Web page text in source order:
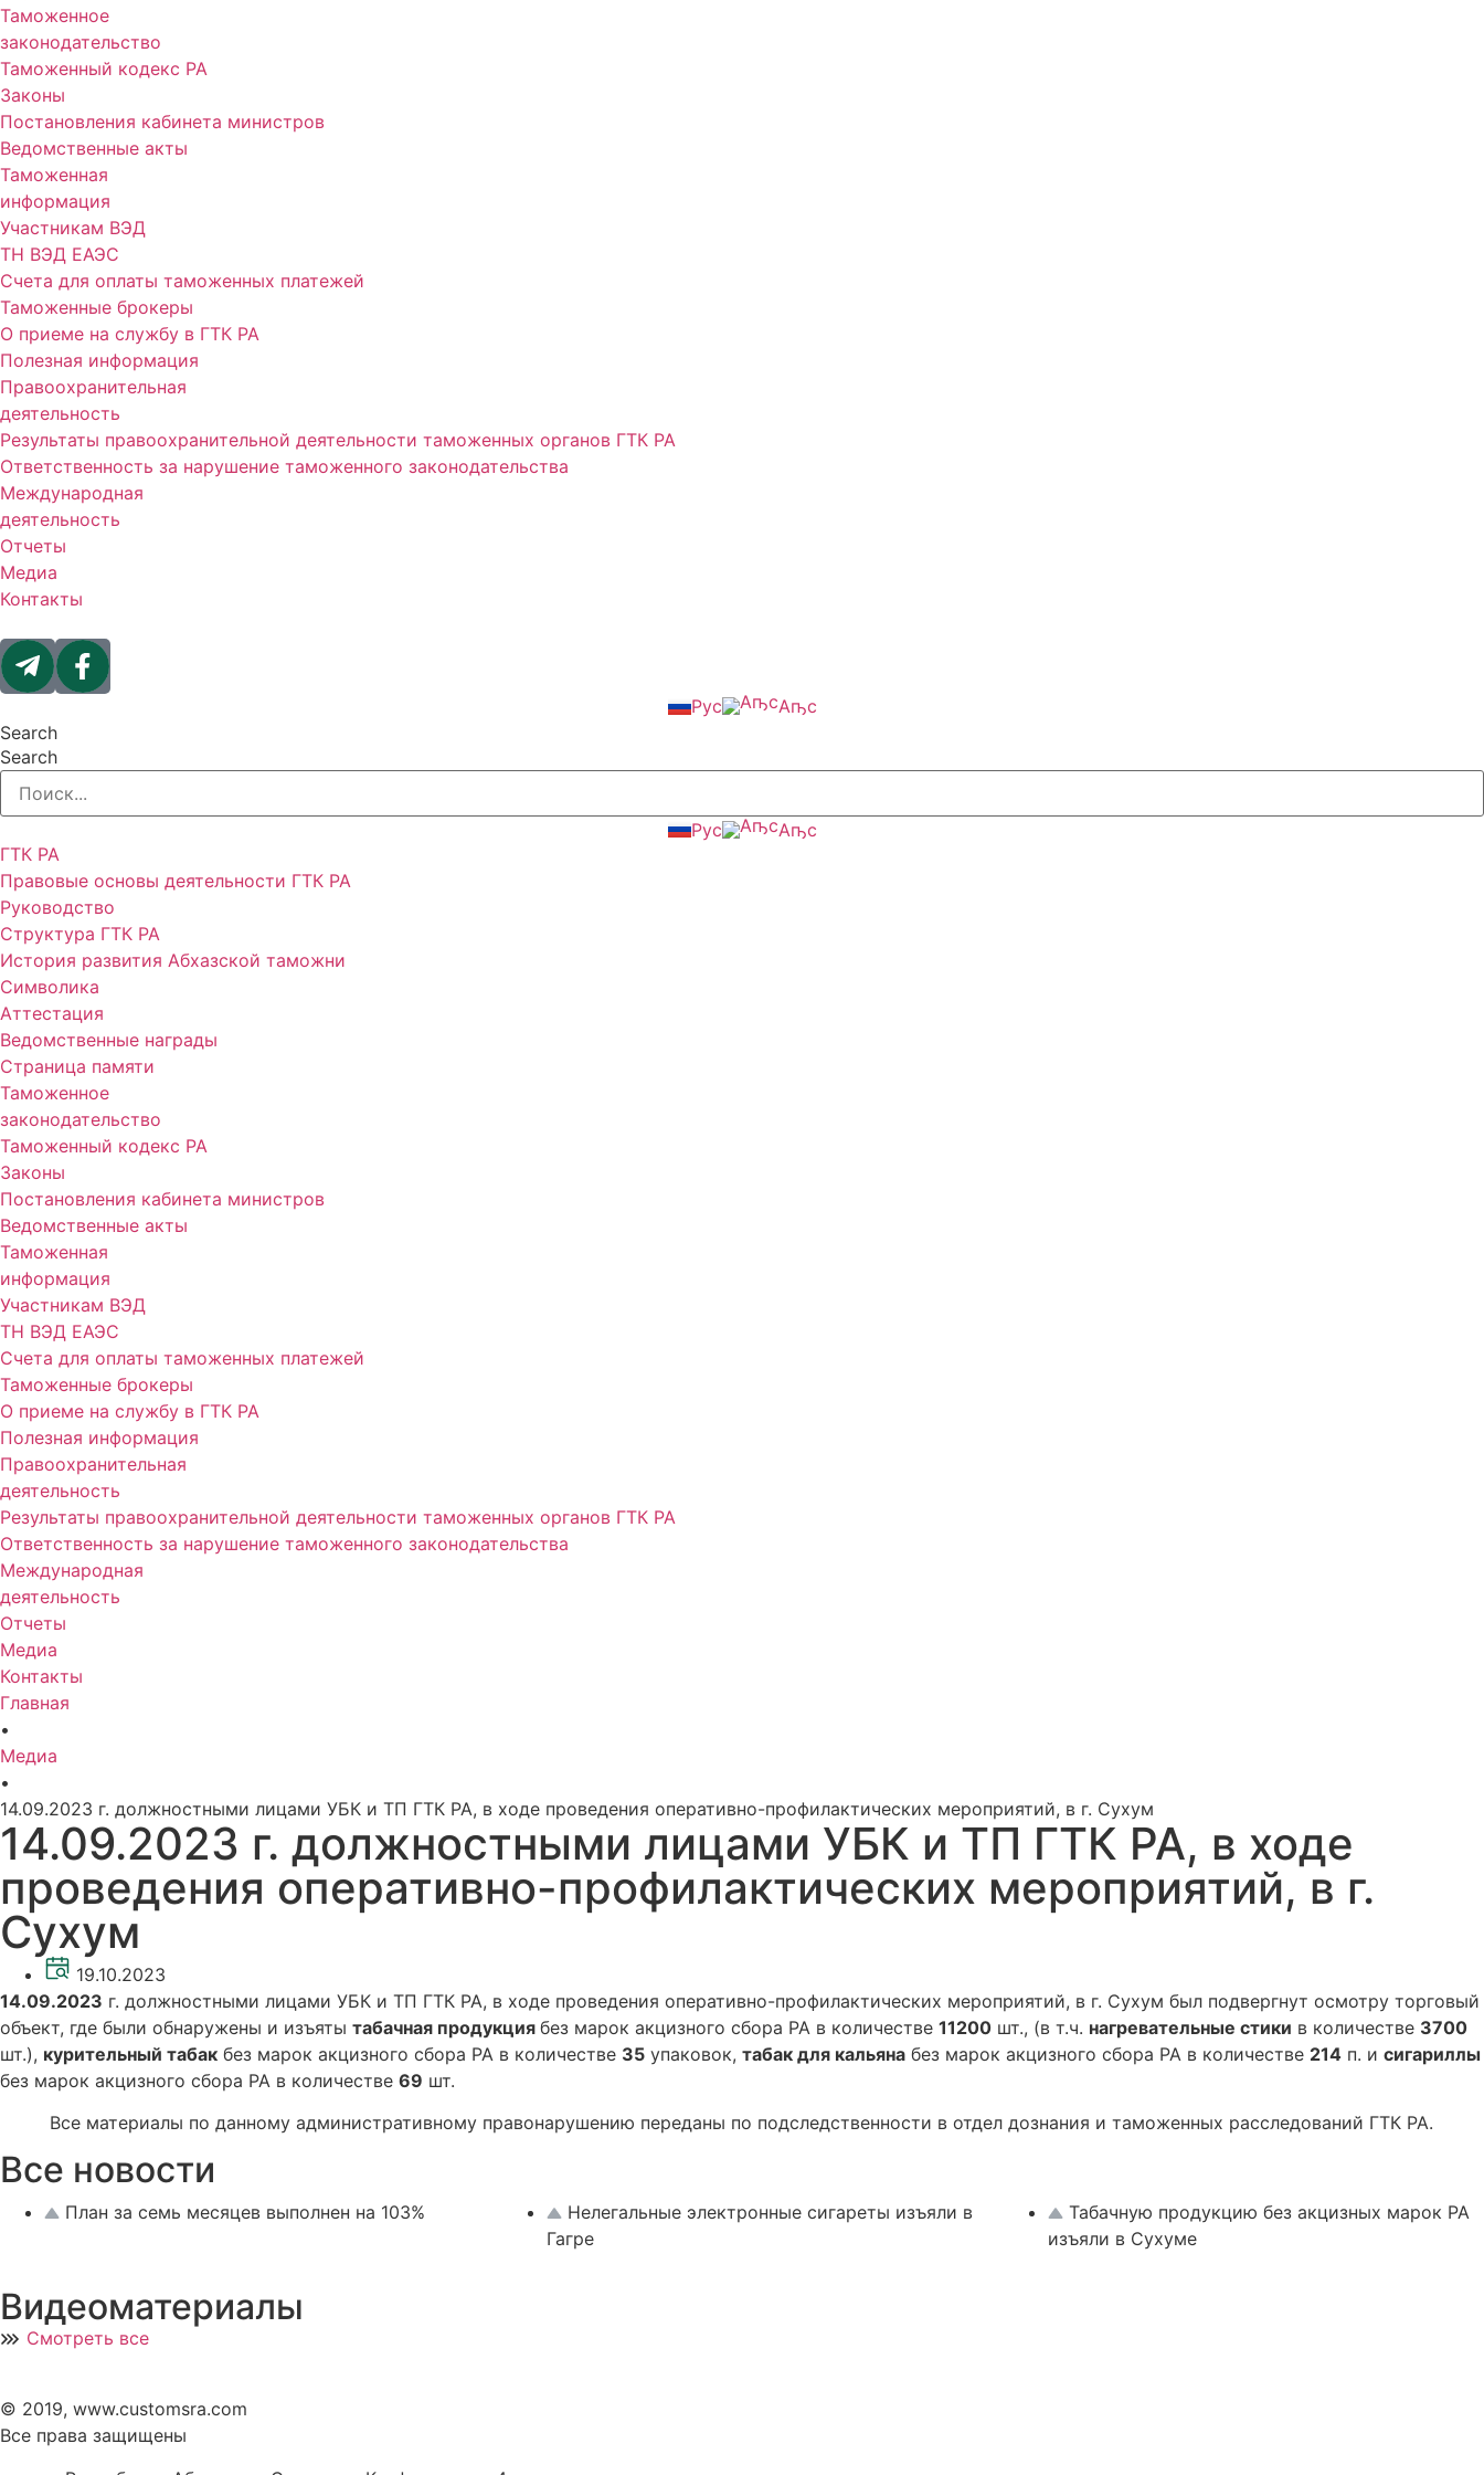
Таможенное
законодательство
Таможенный кодекс РА
Законы
Постановления кабинета министров
Ведомственные акты
Таможенная
информация
Участникам ВЭД
ТН ВЭД ЕАЭС
Счета для оплаты таможенных платежей
Таможенные брокеры
О приеме на службу в ГТК РА
Полезная информация
Правоохранительная
деятельность
Результаты правоохранительной деятельности таможенных органов ГТК РА
Ответственность за нарушение таможенного законодательства
Международная
деятельность
Отчеты
Медиа
Контакты
Рус
Аҧс
Search
Search
Рус
Аҧс
ГТК РА
Правовые основы деятельности ГТК РА
Руководство
Структура ГТК РА
История развития Абхазской таможни
Символика
Аттестация
Ведомственные награды
Страница памяти
Таможенное
законодательство
Таможенный кодекс РА
Законы
Постановления кабинета министров
Ведомственные акты
Таможенная
информация
Участникам ВЭД
ТН ВЭД ЕАЭС
Счета для оплаты таможенных платежей
Таможенные брокеры
О приеме на службу в ГТК РА
Полезная информация
Правоохранительная
деятельность
Результаты правоохранительной деятельности таможенных органов ГТК РА
Ответственность за нарушение таможенного законодательства
Международная
деятельность
Отчеты
Медиа
Контакты
Главная
•
Медиа
•
14.09.2023 г. должностными лицами УБК и ТП ГТК РА, в ходе проведения оперативно-профилактических мероприятий, в г. Сухум
14.09.2023 г. должностными лицами УБК и ТП ГТК РА, в ходе
проведения оперативно-профилактических мероприятий, в г.
Сухум
19.10.2023
14.09.2023 г. должностными лицами УБК и ТП ГТК РА, в ходе проведения оперативно-профилактических мероприятий, в г. Сухум был подвергнут осмотру торговый
объект, где были обнаружены и изъяты табачная продукция без марок акцизного сбора РА в количестве 11200 шт., (в т.ч. нагревательные стики в количестве 3700
шт.), курительный табак без марок акцизного сбора РА в количестве 35 упаковок, табак для кальяна без марок акцизного сбора РА в количестве 214 п. и сигариллы
без марок акцизного сбора РА в количестве 69 шт.
Все материалы по данному административному правонарушению переданы по подследственности в отдел дознания и таможенных расследований ГТК РА.
Все новости
План за семь месяцев выполнен на 103%
Нелегальные электронные сигареты изъяли в
Гагре
Табачную продукцию без акцизных марок РА
изъяли в Сухуме
Видеоматериалы
Смотреть все
© 2019, www.customsra.com
Все права защищены